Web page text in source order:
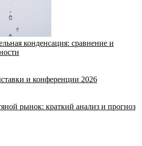
конденсация: сравнение и
и конференции 2026
рынок: краткий анализ и прогноз